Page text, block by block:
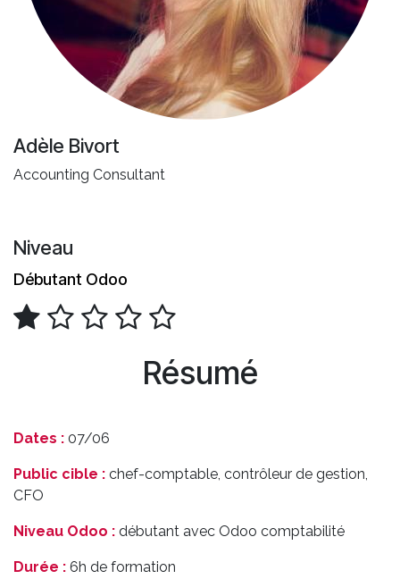
Adèle Bivort
Accounting Consultant
Niveau
Débutant Odoo
Résumé
Dates : 07/06
Public cible : chef-comptable, contrôleur de gestion,
CFO
Niveau Odoo : débutant avec Odoo comptabilité
Durée : 6h de formation